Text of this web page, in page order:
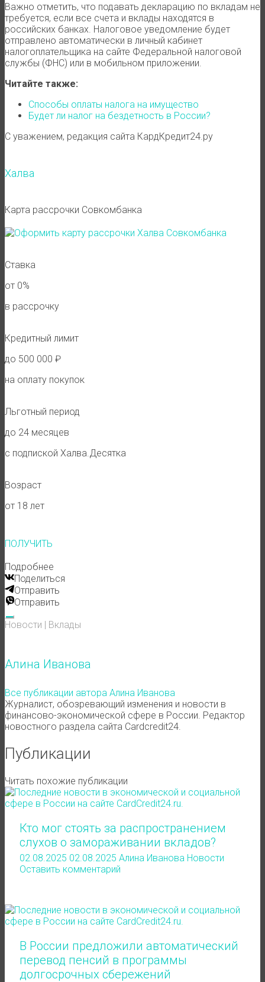
Важно отметить, что подавать декларацию по вкладам не
требуется, если все счета и вклады находятся в
российских банках. Налоговое уведомление будет
отправлено автоматически в личный кабинет
налогоплательщика на сайте Федеральной налоговой
службы (ФНС) или в мобильном приложении.
Читайте также:
Способы оплаты налога на имущество
Будет ли налог на бездетность в России?
С уважением, редакция сайта КардКредит24.ру
Халва
Карта рассрочки Совкомбанка
Ставка
от 0%
в рассрочку
Кредитный лимит
до 500 000 ₽
на оплату покупок
Льготный период
до 24 месяцев
с подпиской Халва.Десятка
Возраст
от 18 лет
ПОЛУЧИТЬ
Подробнее
Поделиться
Отправить
Отправить
Новости | Вклады
Алина Иванова
Все публикации автора Алина Иванова
Журналист, обозревающий изменения и новости в
финансово-экономической сфере в России. Редактор
новостного раздела сайта Cardcredit24.
Публикации
Читать похожие публикации
Кто мог стоять за распространением
слухов о замораживании вкладов?
02.08.2025 02.08.2025 Алина Иванова Новости
Оставить комментарий
В России предложили автоматический
перевод пенсий в программы
долгосрочных сбережений